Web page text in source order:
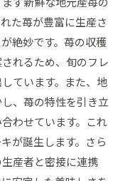
た苺が豊富に生産さ
絶妙です。苺の収穫
れるため、旬のフレ
ています。また、地
、苺の特性を引き立
わせています。これ
が誕生します。さら
産者と密接に連携